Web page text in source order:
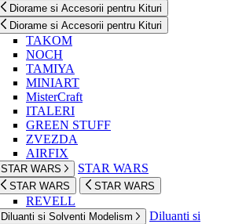
Diorame si Accesorii pentru Kituri
Diorame si Accesorii pentru Kituri
TAKOM
NOCH
TAMIYA
MINIART
MisterCraft
ITALERI
GREEN STUFF
ZVEZDA
AIRFIX
STAR WARS STAR WARS
STAR WARS STAR WARS
REVELL
Diluanti si Solventi Modelism
Diluanti si